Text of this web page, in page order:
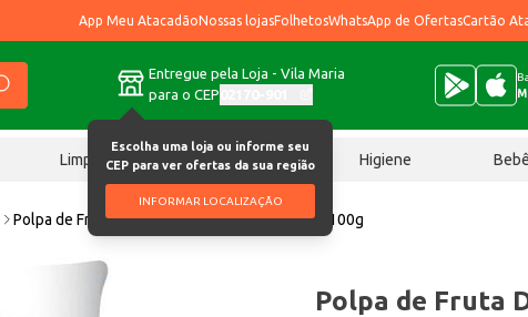
App Meu AtacadãoNossas lojasFolhetosWhatsApp de OfertasCartão
Entregue pela Loja - Vila Maria
para o CEP
Escolha uma loja ou informe seu
CEP para ver ofertas da sua região
INFORMAR LOCALIZAÇÃO
Limpeza Chocolates Higiene
Polpa de Fruta Doce Mel Congelada Morango 100g
Polpa de Fruta